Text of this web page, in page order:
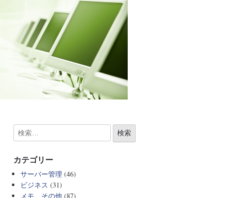
カテゴリー
サーバー管理 (46)
ビジネス (31)
メモ、その他 (87)